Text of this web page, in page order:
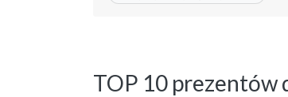
TOP 10 prezentów